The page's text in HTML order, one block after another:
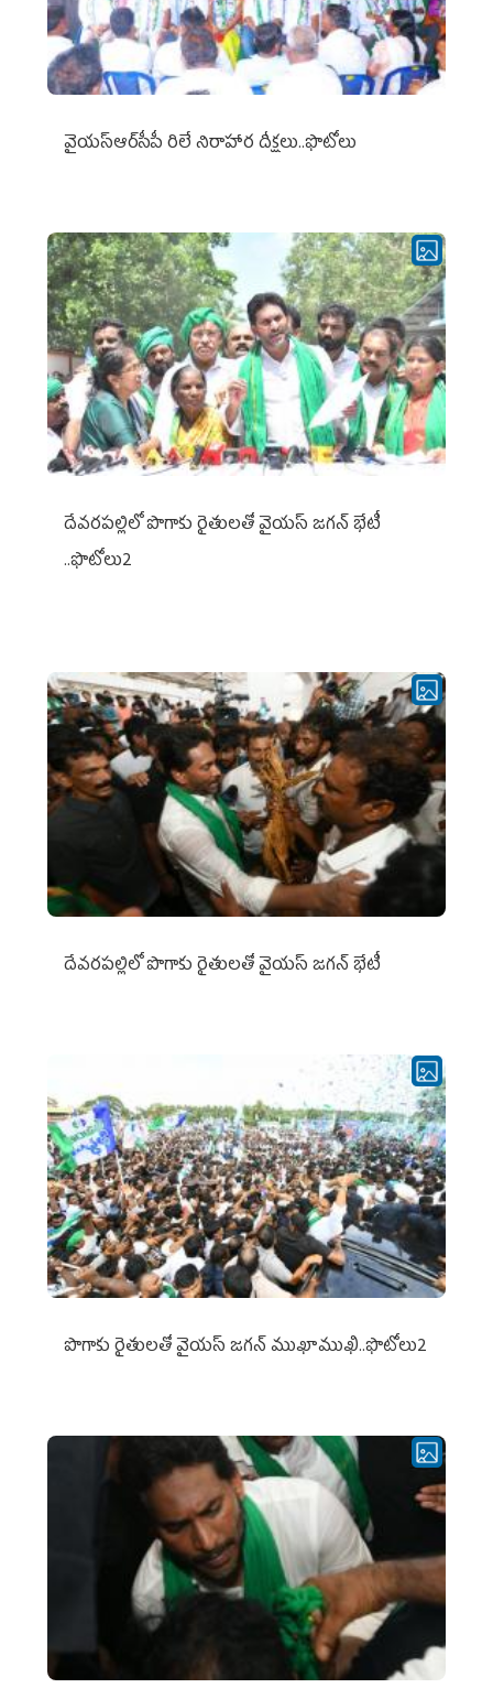
వైయ‌స్ఆర్‌సీపీ రిలే నిరాహార దీక్షలు..ఫొటోలు
దేవరపల్లిలో పొగాకు రైతులతో వైయస్ జగన్ భేటీ
..ఫొటోలు2
దేవరపల్లిలో పొగాకు రైతులతో వైయస్ జగన్ భేటీ
పొగాకు రైతుల‌తో వైయ‌స్ జ‌గ‌న్ ముఖాముఖి..ఫొటోలు2